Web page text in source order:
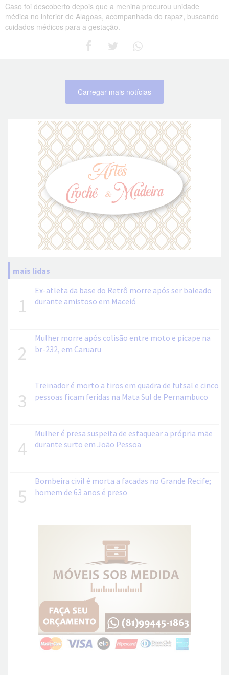
Caso foi descoberto depois que a menina procurou unidade
médica no interior de Alagoas, acompanhada do rapaz, buscando
cuidados médicos para a gestação.
Carregar mais notícias
mais lidas
1
Ex-atleta da base do Retrô morre após ser baleado
durante amistoso em Maceió
2
Mulher morre após colisão entre moto e picape na
br-232, em Caruaru
3
Treinador é morto a tiros em quadra de futsal e cinco
pessoas ficam feridas na Mata Sul de Pernambuco
4
Mulher é presa suspeita de esfaquear a própria mãe
durante surto em João Pessoa
5
Bombeira civil é morta a facadas no Grande Recife;
homem de 63 anos é preso